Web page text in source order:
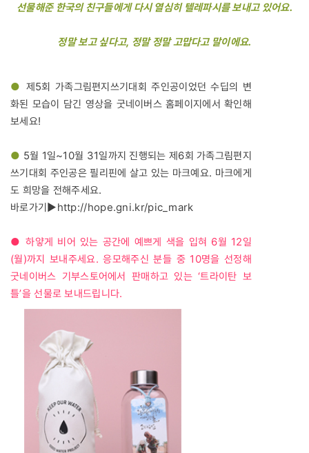
선물해준 한국의 친구들에게 다시 열심히 텔레파시를 보내고 있어요.
정말 보고 싶다고, 정말 정말 고맙다고 말이에요.
● 제5회 가족그림편지쓰기대회 주인공이었던 수딥의 변
화된 모습이 담긴 영상을 굿네이버스 홈페이지에서 확인해
보세요!
● 5월 1일~10월 31일까지 진행되는 제6회 가족그림편지
쓰기대회 주인공은 필리핀에 살고 있는 마크예요. 마크에게
도 희망을 전해주세요.
바로가기▶http://hope.gni.kr/pic_mark
● 하얗게 비어 있는 공간에 예쁘게 색을 입혀 6월 12일
(월)까지 보내주세요. 응모해주신 분들 중 10명을 선정해
굿네이버스 기부스토어에서 판매하고 있는 ‘트라이탄 보
틀’을 선물로 보내드립니다.